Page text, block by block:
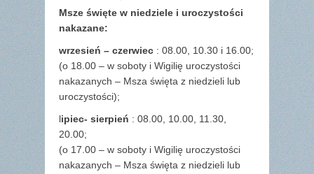
Msze święte w niedziele i uroczystości
nakazane:
wrzesień – czerwiec : 08.00, 10.30 i 16.00;
(o 18.00 – w soboty i Wigilię uroczystości
nakazanych – Msza święta z niedzieli lub
uroczystości);
lipiec- sierpień : 08.00, 10.00, 11.30,
20.00;
(o 17.00 – w soboty i Wigilię uroczystości
nakazanych – Msza święta z niedzieli lub